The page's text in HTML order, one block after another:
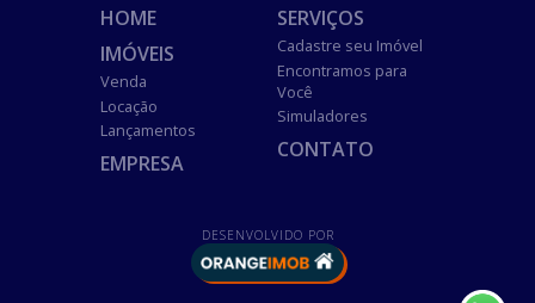
HOME
IMÓVEIS
Venda
Locação
Lançamentos
EMPRESA
SERVIÇOS
Cadastre seu Imóvel
Encontramos para
Você
Simuladores
CONTATO
DESENVOLVIDO POR